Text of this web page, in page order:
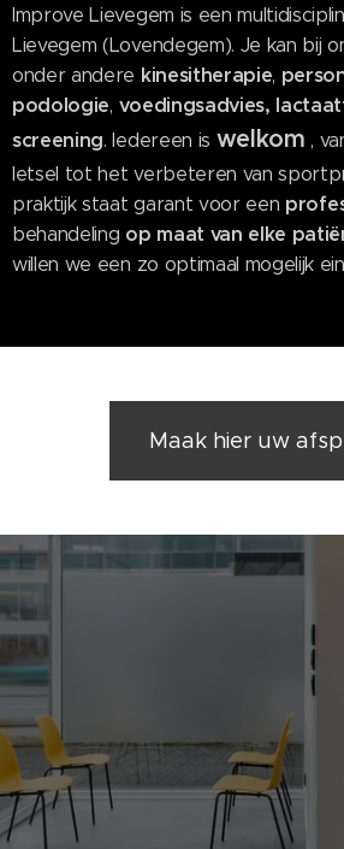
Improve Lievegem is een
Lievegem (Lovendegem). Je kan bij
onder andere kinesitherapie,
podologie, voedingsadvies, lactaat
screening. Iedereen is welkom ,
letsel tot het verbeteren van
praktijk staat garant vooreen
behandeling op maat van elke
willen we een zo optimaal mogelijk
Maak hier uw